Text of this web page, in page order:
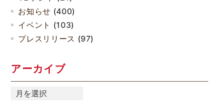
お知らせ (400)
イベント (103)
プレスリリース (97)
アーカイブ
ア
ー